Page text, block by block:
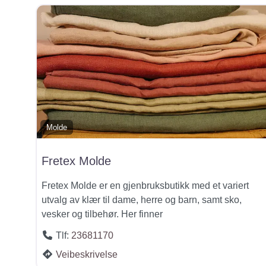
Molde
Fretex Molde
Fretex Molde er en gjenbruksbutikk med et variert
utvalg av klær til dame, herre og barn, samt sko,
vesker og tilbehør. Her finner
Tlf: 23681170
Veibeskrivelse